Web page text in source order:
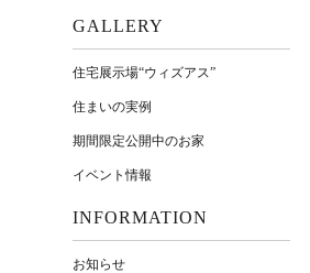
GALLERY
住宅展示場“ウィズアス”
住まいの実例
期間限定公開中のお家
イベント情報
INFORMATION
お知らせ